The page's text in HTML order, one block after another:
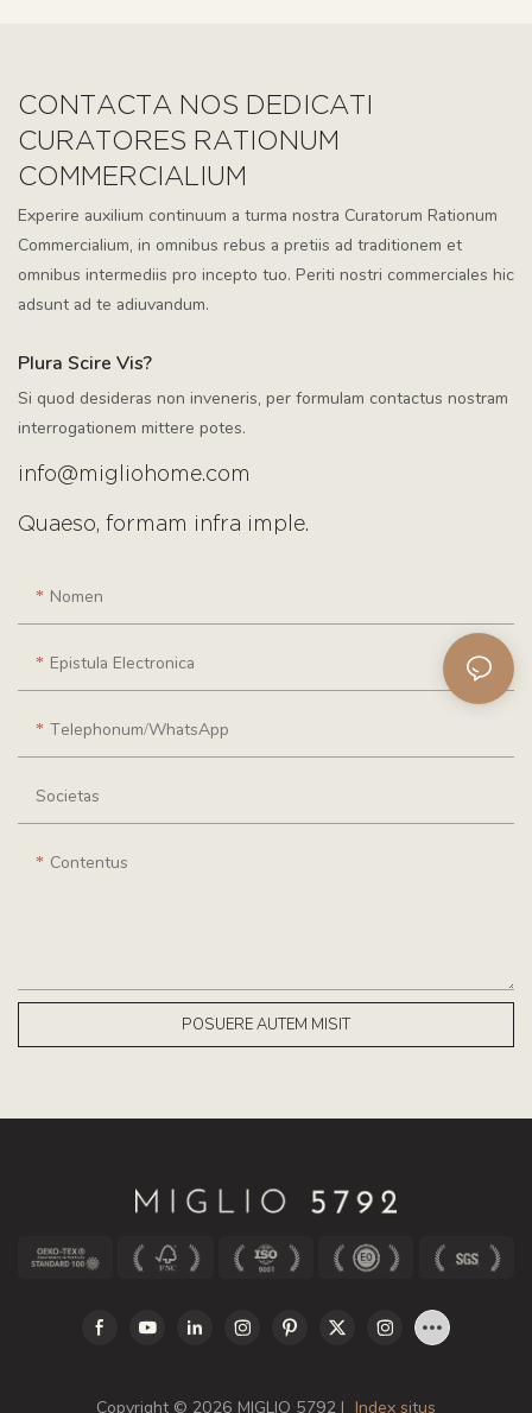
CONTACTA NOS DEDICATI
CURATORES RATIONUM
COMMERCIALIUM
Experire auxilium continuum a turma nostra Curatorum Rationum
Commercialium, in omnibus rebus a pretiis ad traditionem et
omnibus intermediis pro incepto tuo. Periti nostri commerciales hic
adsunt ad te adiuvandum.
Plura Scire Vis?
Si quod desideras non inveneris, per formulam contactus nostram
interrogationem mittere potes.
info@migliohome.com
Quaeso, formam infra imple.
Nomen
Epistula Electronica
Telephonum/WhatsApp
Societas
Contentus
POSUERE AUTEM MISIT
Copyright © 2026 MIGLIO 5792 | Index situs